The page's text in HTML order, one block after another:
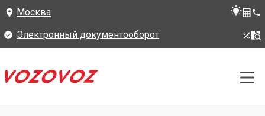
Москва
Электронный документооборот